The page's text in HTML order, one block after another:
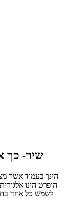
שיר- כך
הינך בעמוד אשר
הופרט הינו
לשמש כל אחד